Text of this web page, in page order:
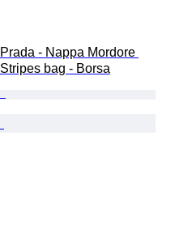
Prada - Nappa Mordore
Stripes bag - Borsa